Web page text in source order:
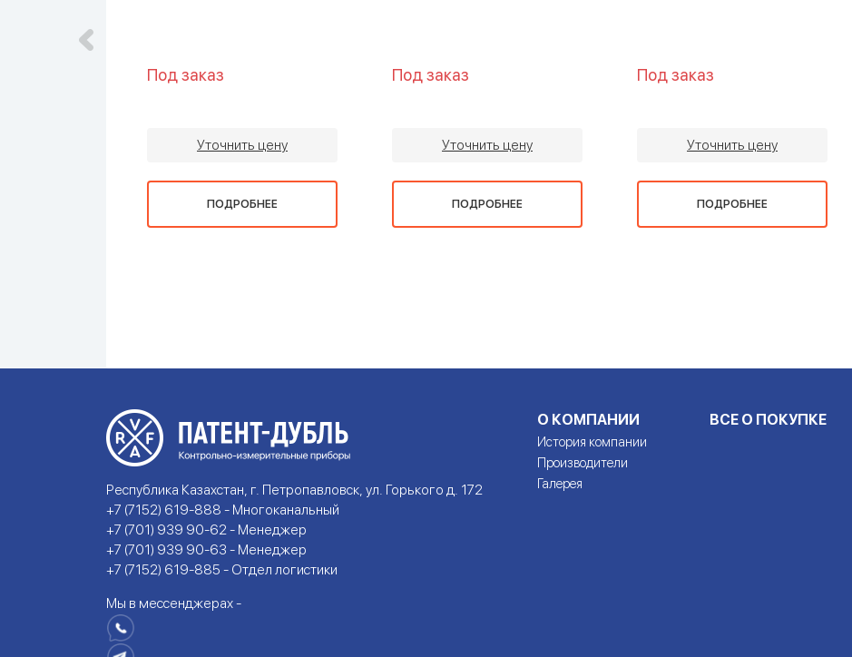
Под заказ
Уточнить цену
ПОДРОБНЕЕ
Под заказ
Уточнить цену
ПОДРОБНЕЕ
Под заказ
Уточнить цену
ПОДРОБНЕЕ
Республика Казахстан, г. Петропавловск, ул. Горького д. 172
+7 (7152) 619-888 - Многоканальный
+7 (701) 939 90-62 - Менеджер
+7 (701) 939 90-63 - Менеджер
+7 (7152) 619-885 - Отдел логистики
Мы в мессенджерах -
О КОМПАНИИ
История компании
Производители
Галерея
ВСЕ О ПОКУПКЕ